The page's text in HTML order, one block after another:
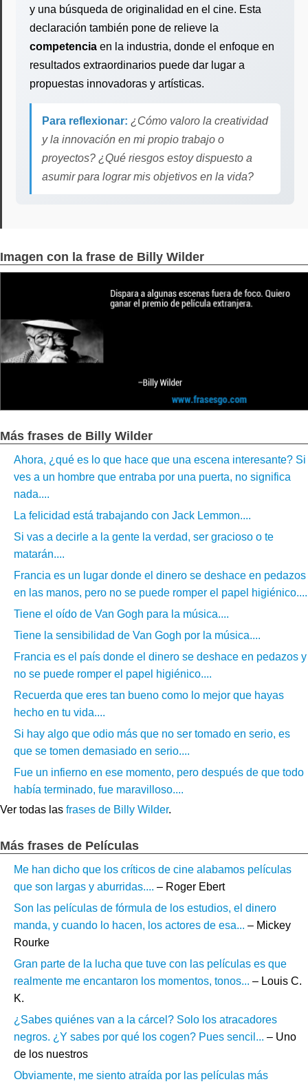
y una búsqueda de originalidad en el cine. Esta
declaración también pone de relieve la
competencia en la industria, donde el enfoque en
resultados extraordinarios puede dar lugar a
propuestas innovadoras y artísticas.
Para reflexionar: ¿Cómo valoro la creatividad
y la innovación en mi propio trabajo o
proyectos? ¿Qué riesgos estoy dispuesto a
asumir para lograr mis objetivos en la vida?
Imagen con la frase de Billy Wilder
Más frases de Billy Wilder
Ahora, ¿qué es lo que hace que una escena interesante? Si
ves a un hombre que entraba por una puerta, no significa
nada....
La felicidad está trabajando con Jack Lemmon....
Si vas a decirle a la gente la verdad, ser gracioso o te
matarán....
Francia es un lugar donde el dinero se deshace en pedazos
en las manos, pero no se puede romper el papel higiénico....
Tiene el oído de Van Gogh para la música....
Tiene la sensibilidad de Van Gogh por la música....
Francia es el país donde el dinero se deshace en pedazos y
no se puede romper el papel higiénico....
Recuerda que eres tan bueno como lo mejor que hayas
hecho en tu vida....
Si hay algo que odio más que no ser tomado en serio, es
que se tomen demasiado en serio....
Fue un infierno en ese momento, pero después de que todo
había terminado, fue maravilloso....
Ver todas las frases de Billy Wilder.
Más frases de Películas
Me han dicho que los críticos de cine alabamos películas
que son largas y aburridas.... – Roger Ebert
Son las películas de fórmula de los estudios, el dinero
manda, y cuando lo hacen, los actores de esa... – Mickey
Rourke
Gran parte de la lucha que tuve con las películas es que
realmente me encantaron los momentos, tonos... – Louis C.
K.
¿Sabes quiénes van a la cárcel? Solo los atracadores
negros. ¿Y sabes por qué los cogen? Pues sencil... – Uno
de los nuestros
Obviamente, me siento atraída por las películas más